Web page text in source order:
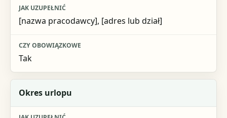
[nazwa pracodawcy], [adres lub dział]
Tak
Okres urlopu